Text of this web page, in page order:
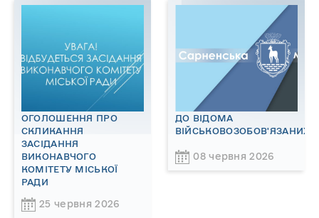
ОГОЛОШЕННЯ ПРО
СКЛИКАННЯ
ЗАСІДАННЯ
ВИКОНАВЧОГО
КОМІТЕТУ МІСЬКОЇ
РАДИ
25 червня 2026
ДО ВІДОМА
ВІЙСЬКОВОЗОБОВ'ЯЗАНИХ!
08 червня 2026